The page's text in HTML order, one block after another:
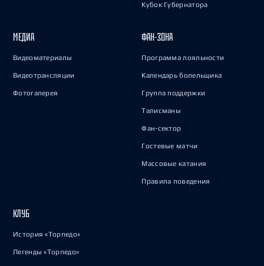
Кубок Губернатора
МЕДИА
Видеоматериалы
Видеотрансляции
Фотогалерея
ФАН-ЗОНА
Программа лояльности
Календарь болельщика
Группа поддержки
Талисманы
Фан-сектор
Гостевые матчи
Массовые катания
Правила поведения
КЛУБ
История «Торпедо»
Легенды «Торпедо»